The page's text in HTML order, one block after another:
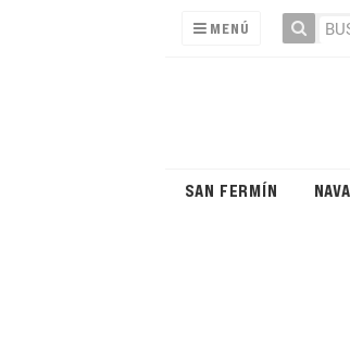
MENÚ
SAN FERMÍN